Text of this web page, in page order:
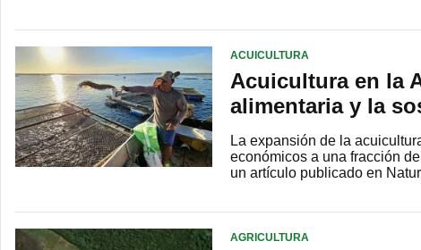
ACUICULTURA
Acuicultura en la
alimentaria y la
La expansión de la
económicos a una fracción
un artículo publicado en
AGRICULTURA